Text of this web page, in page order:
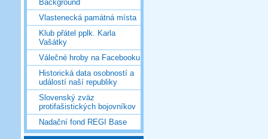
Background
Vlastenecká památná místa
Klub přátel pplk. Karla
Vašátky
Válečné hroby na Facebooku
Historická data osobností a
událostí naší republiky
Slovenský zväz
protifašistických bojovníkov
Nadační fond REGI Base